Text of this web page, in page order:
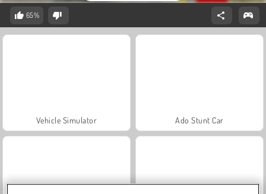
65%
Vehicle Simulator Ado Stunt Car